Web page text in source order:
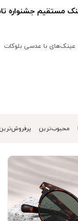
مستقیم جشنواره
عینک‌های با عدسی بلوکات
محبوب‌‌ترین